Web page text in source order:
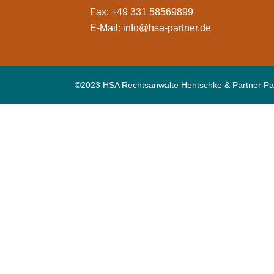
Fax: +49 331 58569899
E-Mail: info@hsa-partner.de
©2023 HSA Rechtsanwälte Hentschke & Partner